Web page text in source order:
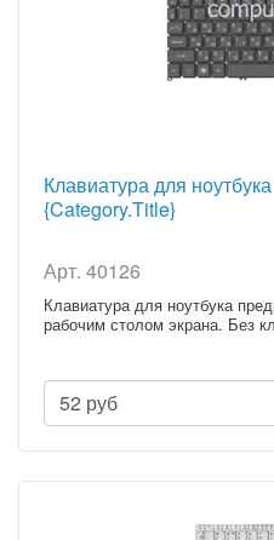
Клавиатура для
{Category.Title}
Арт. 40126
Клавиатура для ноутбука
рабочим столом экрана. Без
52 руб